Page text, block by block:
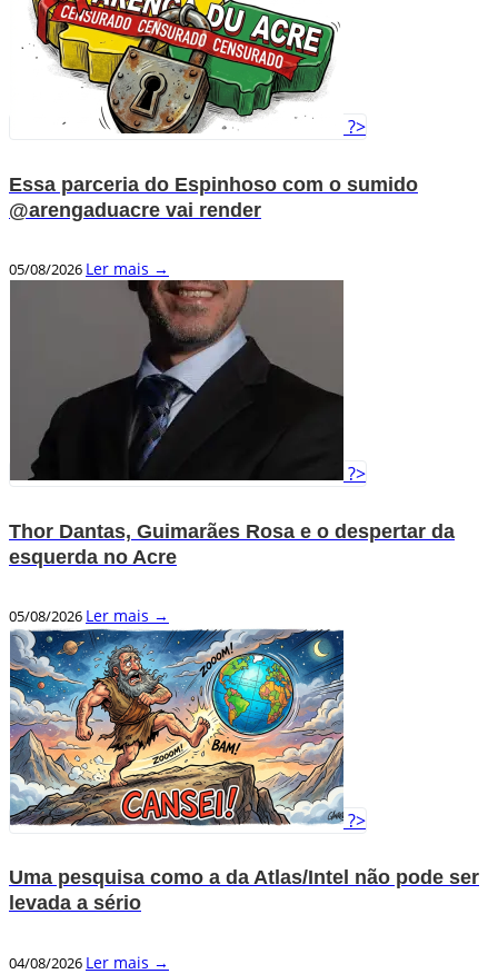
?>
Essa parceria do Espinhoso com o sumido
@arengaduacre vai render
05/08/2026 Ler mais →
?>
Thor Dantas, Guimarães Rosa e o despertar da
esquerda no Acre
05/08/2026 Ler mais →
?>
Uma pesquisa como a da Atlas/Intel não pode ser
levada a sério
04/08/2026 Ler mais →